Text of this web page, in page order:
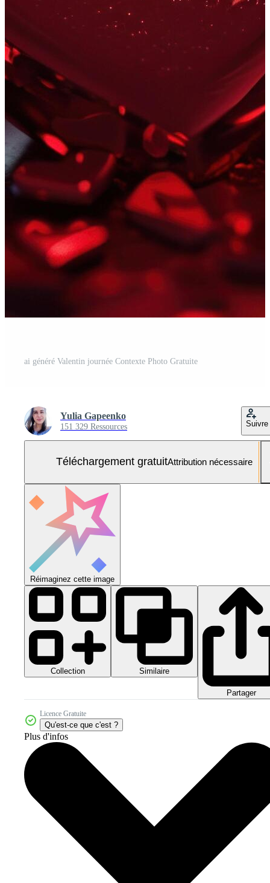
ai généré Valentin journée Contexte Photo Gratuite
Yulia Gapeenko
151 329 Ressources Suivre
Téléchargement gratuitAttribution nécessaire
Réimaginez cette image
Collection Similaire
Partager
Licence Gratuite
Qu'est-ce que c'est ?
Plus d'infos